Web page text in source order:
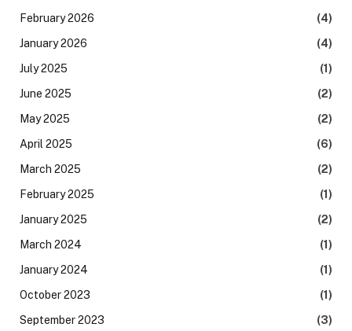
February 2026
(4)
January 2026
(4)
July 2025
(1)
June 2025
(2)
May 2025
(2)
April 2025
(6)
March 2025
(2)
February 2025
(1)
January 2025
(2)
March 2024
(1)
January 2024
(1)
October 2023
(1)
September 2023
(3)